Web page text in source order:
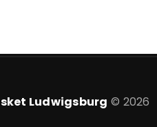
Ludwigsburg © 2026